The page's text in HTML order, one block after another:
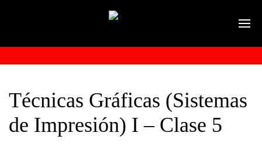
Técnicas Gráficas (Sistemas
de Impresión) I – Clase 5